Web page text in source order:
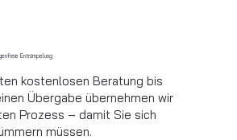
Entrümpelung
kostenlosen Beratung bis
Übergabe übernehmen wir
Prozess – damit Sie sich
müssen.